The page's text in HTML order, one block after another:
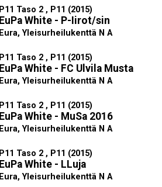
P11 Taso 2 , P11 (2015)
EuPa White - P-Iirot/sin
Eura, Yleisurheilukenttä N A
P11 Taso 2 , P11 (2015)
EuPa White - FC Ulvila Musta
Eura, Yleisurheilukenttä N A
P11 Taso 2 , P11 (2015)
EuPa White - MuSa 2016
Eura, Yleisurheilukenttä N A
P11 Taso 2 , P11 (2015)
EuPa White - LLuja
Eura, Yleisurheilukenttä N A